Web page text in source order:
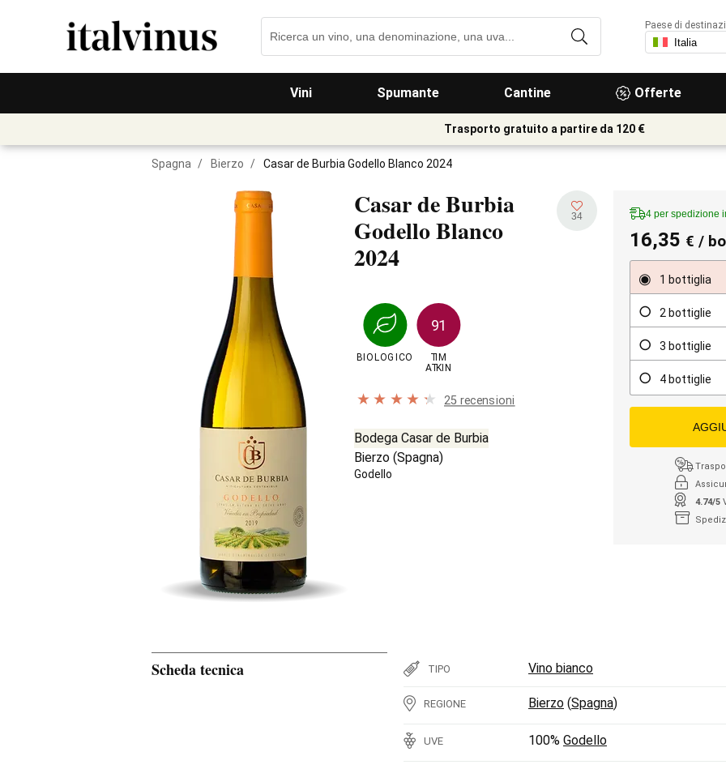
Vini Spumante Cantine Offerte
Paese di
Trasporto gratuito a partire da 120 €
Spagna / Bierzo / Casar de Burbia Godello Blanco 2024
Casar de Burbia
Godello Blanco
2024
34
BIOLOGICO
91
TIM
ATKIN
25 recensioni
Bodega Casar de Burbia
Bierzo (Spagna)
Godello
4 per spedizione
16,35 € /
1 bottiglia
2 bottiglie
3 bottiglie
4 bottiglie
4.74/5
Scheda tecnica TIPO Vino bianco
REGIONE Bierzo (Spagna)
UVE 100% Godello